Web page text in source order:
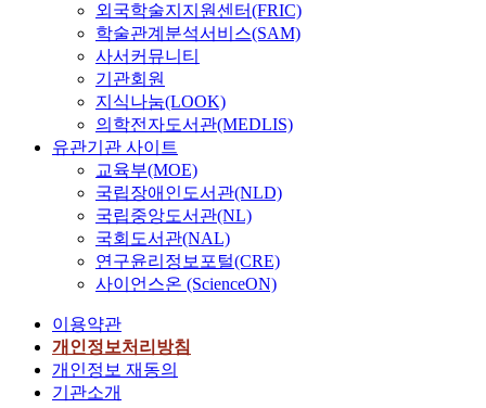
외국학술지지원센터(FRIC)
학술관계분석서비스(SAM)
사서커뮤니티
기관회원
지식나눔(LOOK)
의학전자도서관(MEDLIS)
유관기관 사이트
교육부(MOE)
국립장애인도서관(NLD)
국립중앙도서관(NL)
국회도서관(NAL)
연구윤리정보포털(CRE)
사이언스온 (ScienceON)
이용약관
개인정보처리방침
개인정보 재동의
기관소개